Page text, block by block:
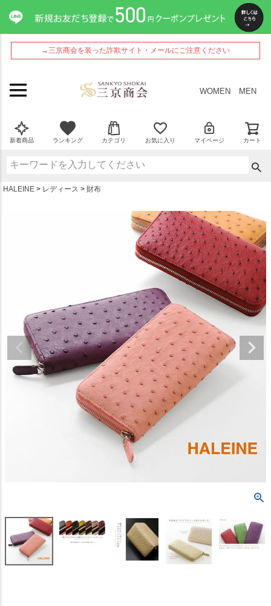
→三京商会を装った詐欺サイト・メールにご注意ください
WOMEN MEN
新着商品 ランキング カテゴリ お気に入り マイページ カート
HALEINE レディース 財布
ペー
ジト
ップ
へ